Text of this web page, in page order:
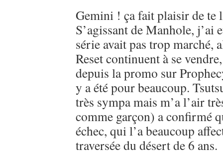
Gemini ! ça fait plaisir de te
S’agissant de Manhole,
série avait pas trop marché,
Reset continuent à se
depuis la promo sur
y a été pour beaucoup.
très sympa mais m’a l’air
comme garçon) a confirmé
échec, qui l’a beaucoup
traversée du désert de 6 ans.